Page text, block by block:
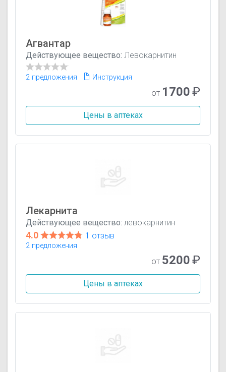
Агвантар
Действующее вещество: Левокарнитин
2 предложения Инструкция
от 1700₽
Цены в аптеках
Лекарнита
Действующее вещество: левокарнитин
4.0 1 отзыв
2 предложения
от 5200₽
Цены в аптеках